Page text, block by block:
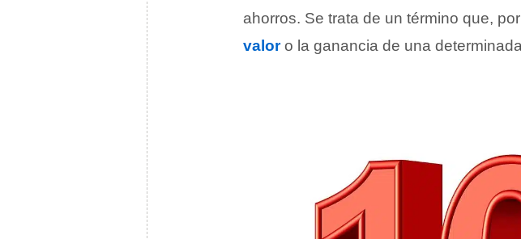
ahorros. Se trata de un término que,
valoro la ganancia de una